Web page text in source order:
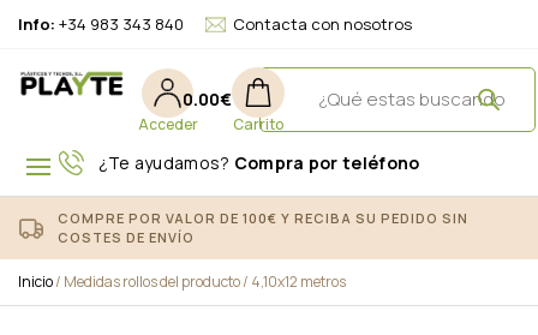
Info: +34 983 343 840 Contacta con nosotros
0.00€
¿Te ayudamos? Compra por teléfono
COMPRE POR VALOR DE 100€ Y RECIBA SU PEDIDO SIN
COSTES DE ENVÍO
Inicio/ Medidas rollos del producto / 4,10x12 metros